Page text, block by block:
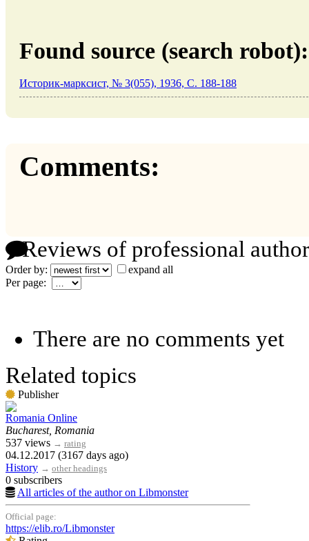
Found source (search robot):
Историк-марксист, № 3(055), 1936, C. 188-188
Comments:
Reviews of professional
Order by:
expand all
Per page:
There are no comments yet
Related topics
Publisher
Romania Online
Bucharest, Romania
537 views → rating
04.12.2017 (3167 days ago)
History → other headings
0 subscribers
All articles of the author on Libmonster
Official page:
https://elib.ro/Libmonster